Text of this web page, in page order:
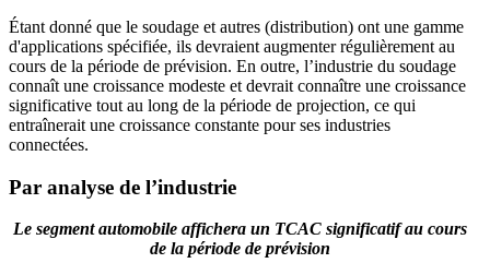
Étant donné que le soudage et autres (distribution) ont une gamme
d'applications spécifiée, ils devraient augmenter régulièrement au
cours de la période de prévision. En outre, l’industrie du soudage
connaît une croissance modeste et devrait connaître une croissance
significative tout au long de la période de projection, ce qui
entraînerait une croissance constante pour ses industries
connectées.
Par analyse de l’industrie
Le segment automobile affichera un TCAC significatif au cours
de la période de prévision